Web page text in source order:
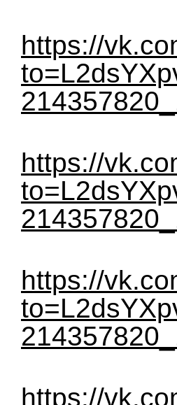
https://
https://
https://
https://